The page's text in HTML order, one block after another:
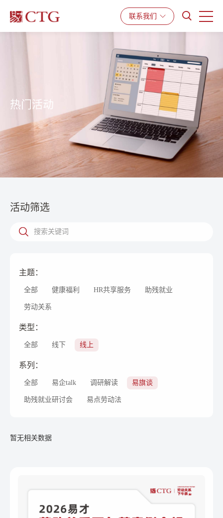
解决方案 资源中心
联系我们
热门活动
活动筛选
主题：
全部 健康福利 HR共享服务 助残就业
劳动关系
类型：
全部 线下 线上
系列：
全部 易企talk 调研解读 易旗谈
助残就业研讨会 易点劳动法
暂无相关数据